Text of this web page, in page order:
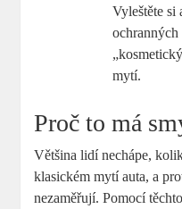
Vyleštěte si
mytí.
Proč to má
Většina lidí nechápe,
klasickém mytí auta, a
nezaměřují. Pomocí